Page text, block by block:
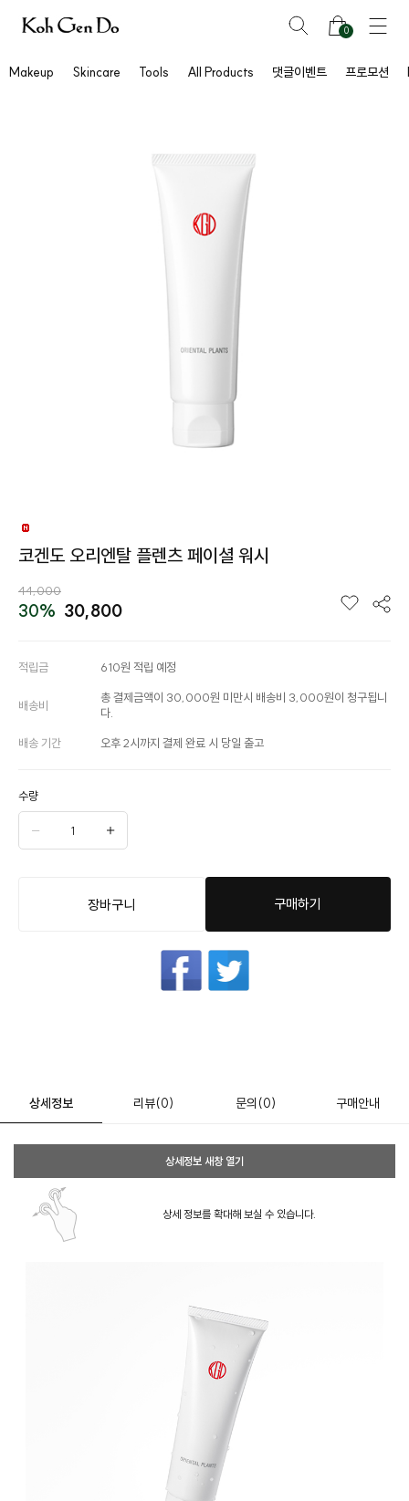
0
Makeup Skincare Tools All Products 댓글이벤트 프로모션
코겐도 오리엔탈 플렌츠 페이셜 워시
44,000
30% 30,800
적립금 610원 적립 예정
배송비
총 결제금액이 30,000원 미만시 배송비 3,000원이 청구됩니
다.
배송 기간 오후 2시까지 결제 완료 시 당일 출고
수량
장바구니 구매하기
상세정보 리뷰(0) 문의 (0) 구매안내
상세정보 새창 열기
상세 정보를 확대해 보실 수 있습니다.